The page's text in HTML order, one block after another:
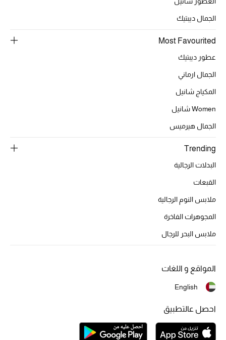
الحقائب النسائية
دليل ملتزمات الحقائب
حقائب الأطفال
أبرز المصممين
تسوقوا الحقائب
أحذية النسائية
الجمال ديبتيك
Most Favourited
عطور ديبتيك
الجمال ارماني
المكياج شانيل
Women شانيل
الجمال هيرميس
Trending
البدلات الرجالية
القبعات
ملابس النوم الرجالية
المجوهرات الفاخرة
ملابس البحر للرجال
المواقع و اللغات
English
احصل عالتطبيق